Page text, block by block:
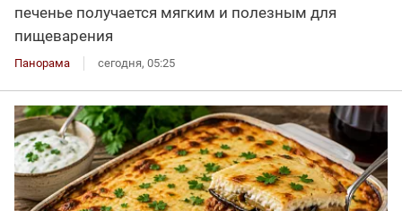
печенье получается мягким и полезным для
пищеварения
Панорама сегодня, 05:25